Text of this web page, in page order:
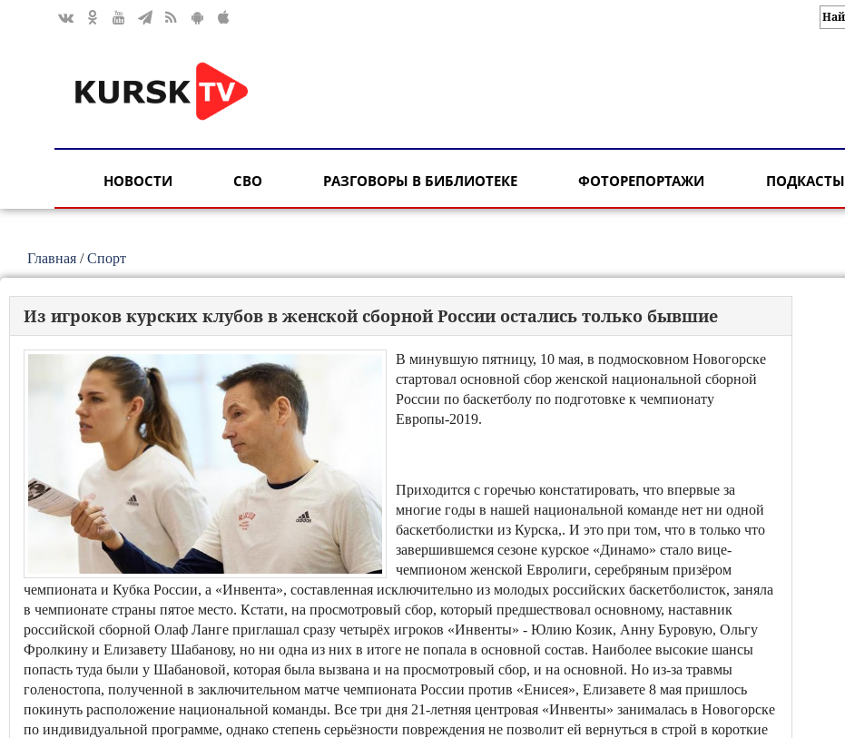
НОВОСТИ СВО РАЗГОВОРЫ В БИБЛИОТЕКЕ ФОТОРЕПОРТАЖИ ПОДКАСТЫ
Главная /Спорт
Из игроков курских клубов в женской сборной России остались только бывшие
В минувшую пятницу, 10 мая, в подмосковном Новогорске
стартовал основной сбор женской национальной сборной
России по баскетболу по подготовке к чемпионату
Европы-2019.
Приходится с горечью констатировать, что впервые за
многие годы в нашей национальной команде нет ни одной
баскетболистки из Курска,. И это при том, что в только что
завершившемся сезоне курское «Динамо» стало вице-
чемпионом женской Евролиги, серебряным призёром
чемпионата и Кубка России, а «Инвента», составленная исключительно из молодых российских баскетболисток, заняла
в чемпионате страны пятое место. Кстати, на просмотровый сбор, который предшествовал основному, наставник
российской сборной Олаф Ланге приглашал сразу четырёх игроков «Инвенты» - Юлию Козик, Анну Буровую, Ольгу
Фролкину и Елизавету Шабанову, но ни одна из них в итоге не попала в основной состав. Наиболее высокие шансы
попасть туда были у Шабановой, которая была вызвана и на просмотровый сбор, и на основной. Но из-за травмы
голеностопа, полученной в заключительном матче чемпионата России против «Енисея», Елизавете 8 мая пришлось
покинуть расположение национальной команды. Все три дня 21-летняя центровая «Инвенты» занималась в Новогорске
по индивидуальной программе, однако степень серьёзности повреждения не позволит ей вернуться в строй в короткие